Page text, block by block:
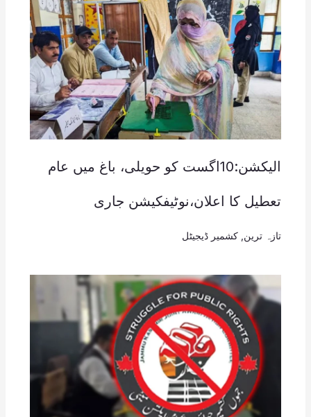
الیکشن:10اگست کو حویلی، باغ میں عام
تعطیل کا اعلان،نوٹیفکیشن جاری
تازہ ترین کشمیر ڈیجیٹل